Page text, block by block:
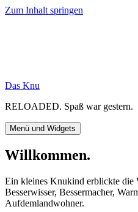
Zum Inhalt springen
Das Knu
RELOADED. Spaß war gestern.
Menü und Widgets
Willkommen.
Ein kleines Knukind erblickte die
Besserwisser, Bessermacher,
Aufdemlandwohner.